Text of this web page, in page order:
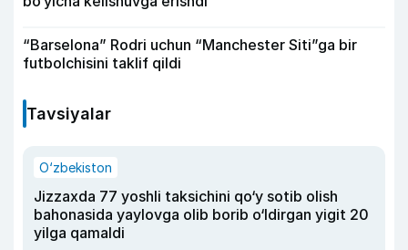
“Barselona” Rodri uchun “Manchester Siti”ga bir
futbolchisini taklif qildi
Tavsiyalar
O‘zbekiston
Jizzaxda 77 yoshli taksichini qo‘y sotib olish
bahonasida yaylovga olib borib o‘ldirgan yigit 20
yilga qamaldi